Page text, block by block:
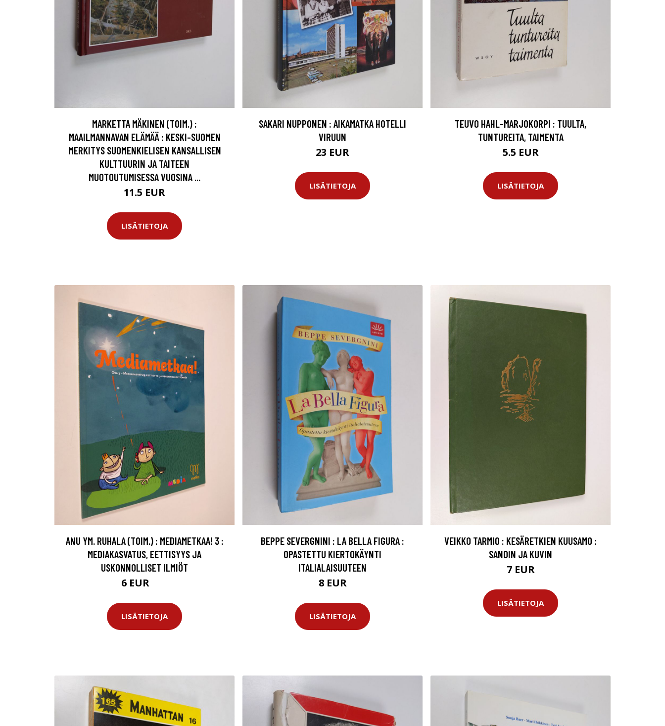
MARKETTA MÄKINEN (TOIM.) :
MAAILMANNAVAN ELÄMÄÄ : KESKI-SUOMEN
MERKITYS SUOMENKIELISEN KANSALLISEN
KULTTUURIN JA TAITEEN
MUOTOUTUMISESSA VUOSINA ...
11.5 EUR
LISÄTIETOJA
SAKARI NUPPONEN : AIKAMATKA HOTELLI
VIRUUN
23 EUR
LISÄTIETOJA
TEUVO HAHL-MARJOKORPI : TUULTA,
TUNTUREITA, TAIMENTA
5.5 EUR
LISÄTIETOJA
ANU YM. RUHALA (TOIM.) : MEDIAMETKAA! 3 :
MEDIAKASVATUS, EETTISYYS JA
USKONNOLLISET ILMIÖT
6 EUR
LISÄTIETOJA
BEPPE SEVERGNINI : LA BELLA FIGURA :
OPASTETTU KIERTOKÄYNTI
ITALIALAISUUTEEN
8 EUR
LISÄTIETOJA
VEIKKO TARMIO : KESÄRETKIEN KUUSAMO :
SANOIN JA KUVIN
7 EUR
LISÄTIETOJA